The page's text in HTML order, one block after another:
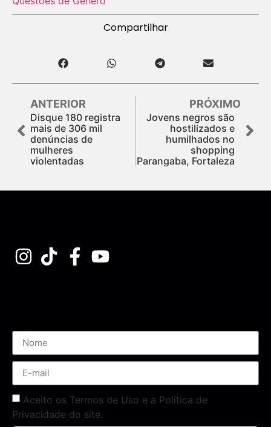
Compartilhar
ANTERIOR
Disque 180 registra
mais de 306 mil
denúncias de
mulheres
violentadas
PRÓXIMO
Jovens negros são
hostilizados e
humilhados no
shopping
Parangaba, Fortaleza
Aceito os Termos de Uso e a Política de
Privacidade do site.